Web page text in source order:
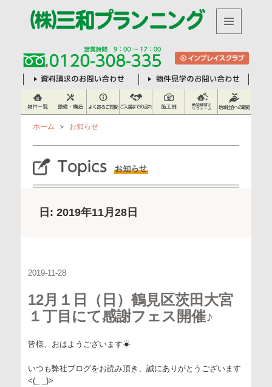
式
会
社
三
和
プ
ラ
ン
ン
ーとウ
ィジェ
ホーム ＞ お知らせ
日: 2019年11月28日
2019-11-28
12月１日（日）鶴見区茨田大宮
１丁目にて感謝フェス開催♪
皆様、おはようございます☀
いつも弊社ブログをお読み頂き、誠にありがとうございます
<(_ _)>